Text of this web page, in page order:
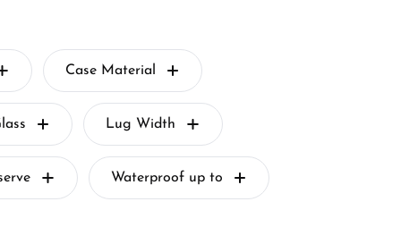
Case Material
Lug Width
Waterproof up to